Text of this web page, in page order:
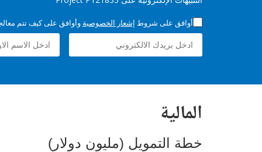
أوافق على شروط إشعار الخصوصية وأوافق على كيف تتم
المالية
خطة التمويل (مليون دولار)